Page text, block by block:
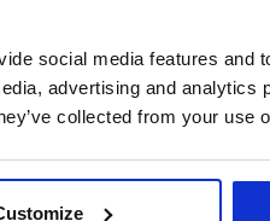
social media features and
advertising and analytics
collected from your use
intelligent dyr, hvilket gør, at
er doodlen et godt
ikke fælder og derfor er
medlem, er der derfor ingen
vil elskes af alle familiens